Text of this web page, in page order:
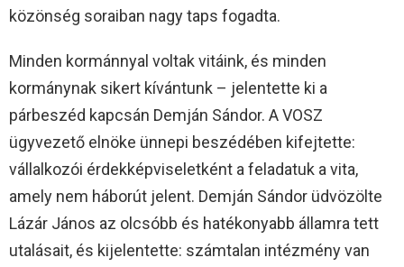
közönség soraiban nagy taps fogadta.
Minden kormánnyal voltak vitáink, és minden
kormánynak sikert kívántunk – jelentette ki a
párbeszéd kapcsán Demján Sándor. A VOSZ
ügyvezető elnöke ünnepi beszédében kifejtette:
vállalkozói érdekképviseletként a feladatuk a vita,
amely nem háborút jelent. Demján Sándor üdvözölte
Lázár János az olcsóbb és hatékonyabb államra tett
utalásait, és kijelentette: számtalan intézmény van